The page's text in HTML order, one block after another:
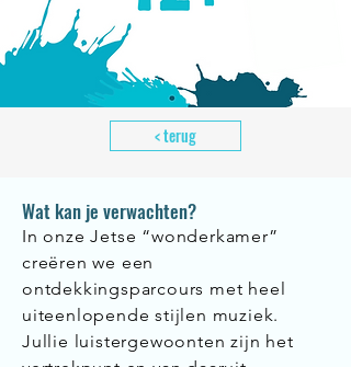
< terug
Wat kan je verwachten?
In onze Jetse “wonderkamer”
creëren we een
ontdekkingsparcours met heel
uiteenlopende stijlen muziek.
Jullie luistergewoonten zijn het